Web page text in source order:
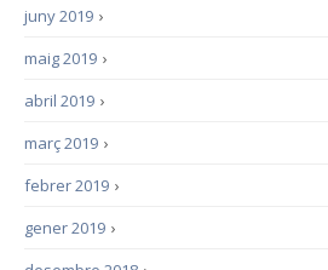
›
juny 2019
›
maig 2019
›
abril 2019
›
març 2019
›
febrer 2019
›
gener 2019